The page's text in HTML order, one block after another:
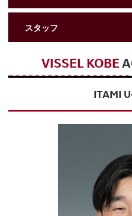
スタッフ
VISSEL KOBE
ITAMI